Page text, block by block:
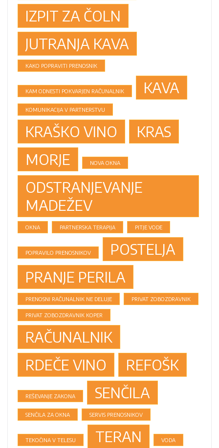
IZPIT ZA ČOLN
JUTRANJA KAVA
KAKO POPRAVITI PRENOSNIK
KAM ODNESTI POKVARJEN RAČUNALNIK KAVA
KOMUNIKACIJA V PARTNERSTVU
KRAŠKO VINO
KRAS
MORJE
NOVA OKNA
ODSTRANJEVANJE
MADEŽEV
OKNA PARTNERSKA TERAPIJA PITJE VODE
POPRAVILO PRENOSNIKOV
POSTELJA
PRANJE PERILA
PRENOSNI RAČUNALNIK NE DELUJE PRIVAT ZOBOZDRAVNIK
PRIVAT ZOBOZDRAVNIK KOPER
RAČUNALNIK
RDEČE VINO
REFOŠK
REŠEVANJE ZAKONA SENČILA
SENČILA ZA OKNA SERVIS PRENOSNIKOV
TEKOČINA V TELESU TERAN VODA